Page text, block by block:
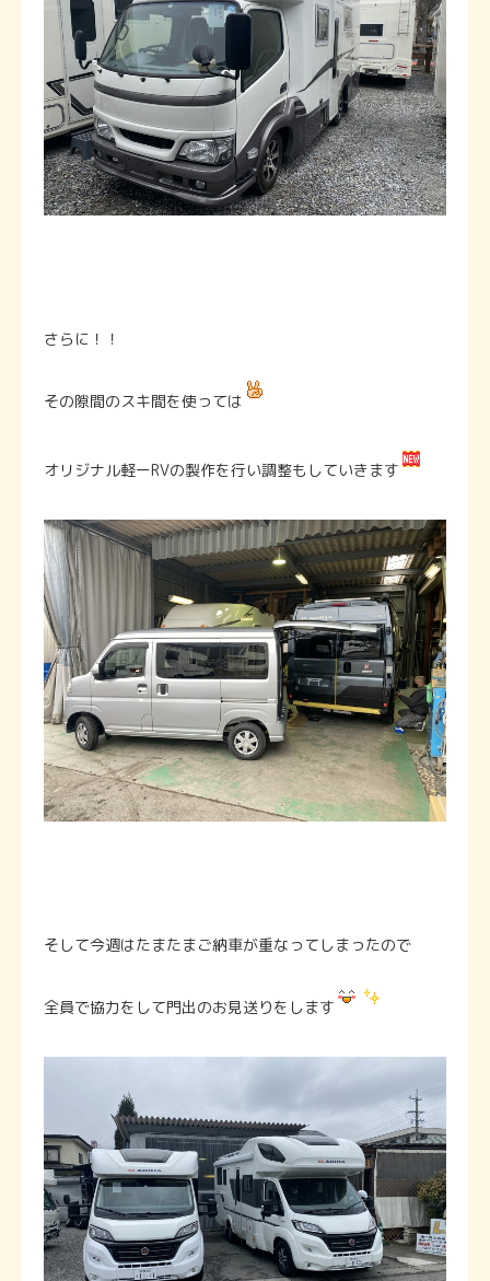
さらに！！
その隙間のスキ間を使っては
オリジナル軽ーRVの製作を行い調整もしていきます
そして今週はたまたまご納車が重なってしまったので
全員で協力をして門出のお見送りをします